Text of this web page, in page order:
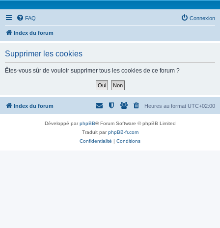
FAQ Connexion
Index du forum
Supprimer les cookies
Êtes-vous sûr de vouloir supprimer tous les cookies de ce forum ?
Index du forum Heures au format UTC+02:00
Développé parphpBB® Forum Software © phpBB Limited
Traduit parphpBB-fr.com
Confidentialité | Conditions